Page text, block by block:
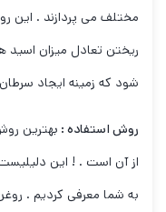
مختلف می پردازند . این
شود که زمینه ایجاد
روش استفاده : بهترین
از آن است . ! این
به شما معرفی کردیم .